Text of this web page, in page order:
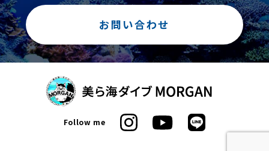
お問い合わせ
Follow me